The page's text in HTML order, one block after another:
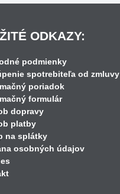
ODKAZY:
podmienky
spotrebiteľa od zmluvy
poriadok
formulár
dopravy
platby
na splátky
osobných údajov